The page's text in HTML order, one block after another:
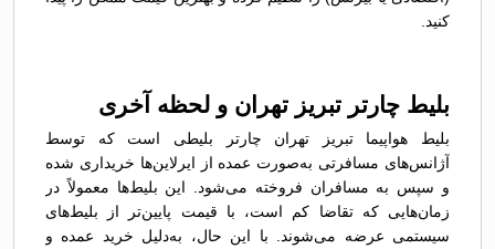
کنید.
بلیط چارتر تبریز تهران و لحظه آخری
بلیط هواپیما تبریز تهران چارتر بلیطی است که توسط
آژانس‌های مسافرتی به‌صورت عمده از ایرلاین‌ها خریداری شده
و سپس به مسافران فروخته می‌شود. این بلیط‌ها معمولاً در
زمان‌هایی که تقاضا کم است، با قیمت پایین‌تر از بلیط‌های
سیستمی عرضه می‌شوند. با این حال، به‌دلیل خرید عمده و